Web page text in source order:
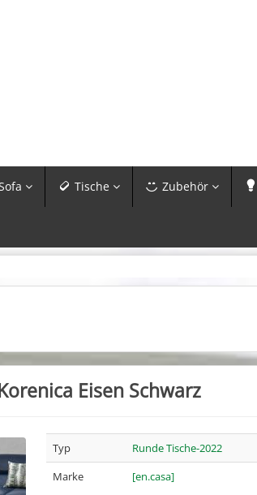
Tische Zubehör
Eisen Schwarz
Typ
Runde Tische-2022
Marke
[en.casa]